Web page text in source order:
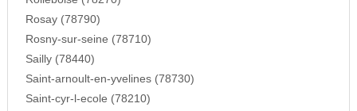
Rosay (78790)
Rosny-sur-seine (78710)
Sailly (78440)
Saint-arnoult-en-yvelines (78730)
Saint-cyr-l-ecole (78210)